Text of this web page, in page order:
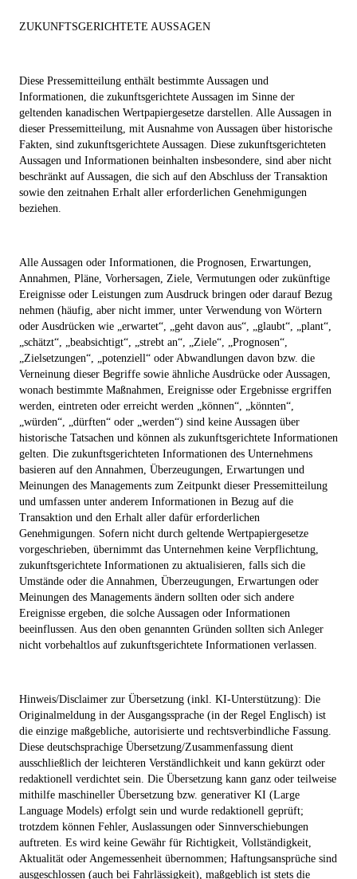
ZUKUNFTSGERICHTETE AUSSAGEN
Diese Pressemitteilung enthält bestimmte Aussagen und
Informationen, die zukunftsgerichtete Aussagen im Sinne der
geltenden kanadischen Wertpapiergesetze darstellen. Alle Aussagen in
dieser Pressemitteilung, mit Ausnahme von Aussagen über historische
Fakten, sind zukunftsgerichtete Aussagen. Diese zukunftsgerichteten
Aussagen und Informationen beinhalten insbesondere, sind aber nicht
beschränkt auf Aussagen, die sich auf den Abschluss der Transaktion
sowie den zeitnahen Erhalt aller erforderlichen Genehmigungen
beziehen.
Alle Aussagen oder Informationen, die Prognosen, Erwartungen,
Annahmen, Pläne, Vorhersagen, Ziele, Vermutungen oder zukünftige
Ereignisse oder Leistungen zum Ausdruck bringen oder darauf Bezug
nehmen (häufig, aber nicht immer, unter Verwendung von Wörtern
oder Ausdrücken wie „erwartet“, „geht davon aus“, „glaubt“, „plant“,
„schätzt“, „beabsichtigt“, „strebt an“, „Ziele“, „Prognosen“,
„Zielsetzungen“, „potenziell“ oder Abwandlungen davon bzw. die
Verneinung dieser Begriffe sowie ähnliche Ausdrücke oder Aussagen,
wonach bestimmte Maßnahmen, Ereignisse oder Ergebnisse ergriffen
werden, eintreten oder erreicht werden „können“, „könnten“,
„würden“, „dürften“ oder „werden“) sind keine Aussagen über
historische Tatsachen und können als zukunftsgerichtete Informationen
gelten. Die zukunftsgerichteten Informationen des Unternehmens
basieren auf den Annahmen, Überzeugungen, Erwartungen und
Meinungen des Managements zum Zeitpunkt dieser Pressemitteilung
und umfassen unter anderem Informationen in Bezug auf die
Transaktion und den Erhalt aller dafür erforderlichen
Genehmigungen. Sofern nicht durch geltende Wertpapiergesetze
vorgeschrieben, übernimmt das Unternehmen keine Verpflichtung,
zukunftsgerichtete Informationen zu aktualisieren, falls sich die
Umstände oder die Annahmen, Überzeugungen, Erwartungen oder
Meinungen des Managements ändern sollten oder sich andere
Ereignisse ergeben, die solche Aussagen oder Informationen
beeinflussen. Aus den oben genannten Gründen sollten sich Anleger
nicht vorbehaltlos auf zukunftsgerichtete Informationen verlassen.
Hinweis/Disclaimer zur Übersetzung (inkl. KI-Unterstützung): Die
Originalmeldung in der Ausgangssprache (in der Regel Englisch) ist
die einzige maßgebliche, autorisierte und rechtsverbindliche Fassung.
Diese deutschsprachige Übersetzung/Zusammenfassung dient
ausschließlich der leichteren Verständlichkeit und kann gekürzt oder
redaktionell verdichtet sein. Die Übersetzung kann ganz oder teilweise
mithilfe maschineller Übersetzung bzw. generativer KI (Large
Language Models) erfolgt sein und wurde redaktionell geprüft;
trotzdem können Fehler, Auslassungen oder Sinnverschiebungen
auftreten. Es wird keine Gewähr für Richtigkeit, Vollständigkeit,
Aktualität oder Angemessenheit übernommen; Haftungsansprüche sind
ausgeschlossen (auch bei Fahrlässigkeit), maßgeblich ist stets die